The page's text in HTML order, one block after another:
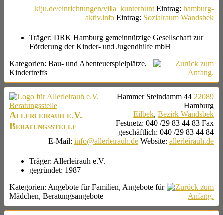
kiju.de/einrichtungen/villa_kunterbunt Eintrag: hamburg-
aktiv.info Eintrag: Sozialraum Wandsbek
Träger: DRK Hamburg gemeinnützige Gesellschaft zur
Förderung der Kinder- und Jugendhilfe mbH
Kategorien: Bau- und Abenteuerspielplätze,
Kindertreffs
Allerleirauh e.V.
Beratungsstelle
Hammer Steindamm 44 22089
Hamburg
Eilbek, Bezirk Wandsbek
Festnetz: 040 /29 83 44 83 Fax
geschäftlich: 040 /29 83 44 84
E-Mail: info@allerleirauh.de Website: allerleirauh.de
Träger: Allerleirauh e.V.
gegründet: 1987
Kategorien: Angebote für Familien, Angebote für
Mädchen, Beratungsangebote